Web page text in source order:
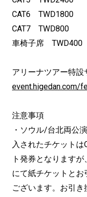
CAT6 TWD1800
CAT7 TWD800
車椅子席 TWD400
アリーナツアー特設
event.higedan.com/
注意事項
・ソウル/台北両公
入されたチケット
ト発券となります
にて紙チケットと
ございます。お引